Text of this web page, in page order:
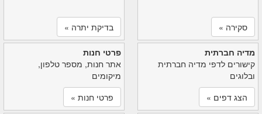
בדיקת יתרה » סקירה »
פרטי חנות
אתר חנות, מספר טלפון,
מיקומים
פרטי חנות »
מדיה חברתית
קישורים לדפי מדיה חברתית
ובלוגים
הצג דפים »